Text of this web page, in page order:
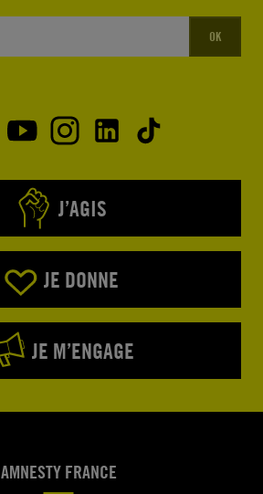
OK
J’AGIS
JE DONNE
JE M’ENGAGE
AMNESTY FRANCE